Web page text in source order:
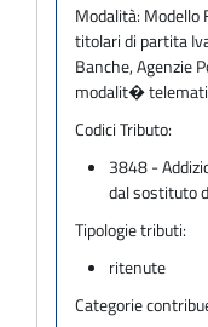
Modalità: Modello
titolari di partita
Banche, Agenzie
modalit�
Codici Tributo:
3848 -
dal sostituto
Tipologie tributi:
ritenute
Categorie